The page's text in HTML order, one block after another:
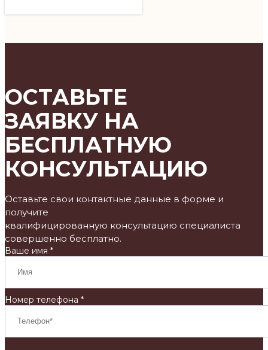
ОСТАВЬТЕ
ЗАЯВКУ НА
БЕСПЛАТНУЮ
КОНСУЛЬТАЦИЮ
Оставьте свои контактные данные в форме и
получите
квалифицированную консультацию специалиста
совершенно бесплатно.
Ваше имя *
Номер телефона *